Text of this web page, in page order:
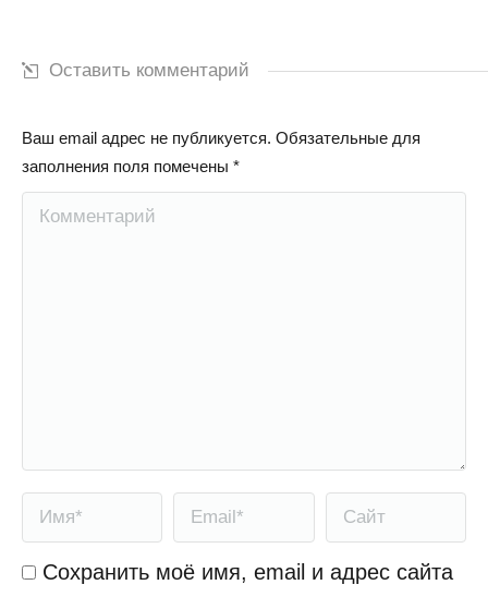
Оставить комментарий
Ваш email адрес не публикуется. Обязательные для
заполнения поля помечены *
Комментарий
Имя * Email * Сайт
Сохранить моё имя, email и адрес сайта